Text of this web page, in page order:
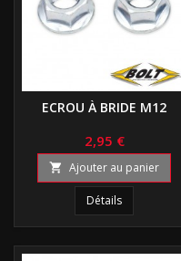
ECROU À BRIDE M12
2,95 €
 Ajouter au panier
Détails